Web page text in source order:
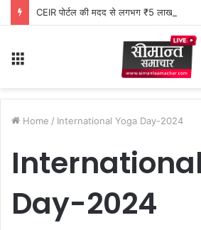
CEIR पोर्टल की मदद से लगभग ₹5 लाख मूल्य के
Home / International Yoga Day-2024
Day-2024